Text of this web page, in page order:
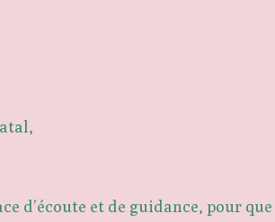
d’écoute et de guidance, pour que